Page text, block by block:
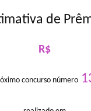
de
R$
concurso número